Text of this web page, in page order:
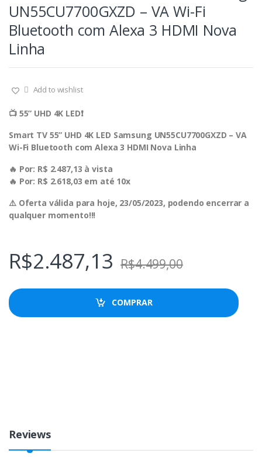
UN55CU7700GXZD – VA Wi-Fi
Bluetooth com Alexa 3 HDMI Nova
Linha
Add to wishlist
📺 55” UHD 4K LED❗️
Smart TV 55” UHD 4K LED Samsung UN55CU7700GXZD – VA
Wi-Fi Bluetooth com Alexa 3 HDMI Nova Linha
🔥 Por: R$ 2.487,13 à vista
🔥 Por: R$ 2.618,03 em até 10x
⚠️ Oferta válida para hoje, 23/05/2023, podendo encerrar a
qualquer momento!!!
R$2.487,13 R$4.499,00
COMPRAR
Reviews